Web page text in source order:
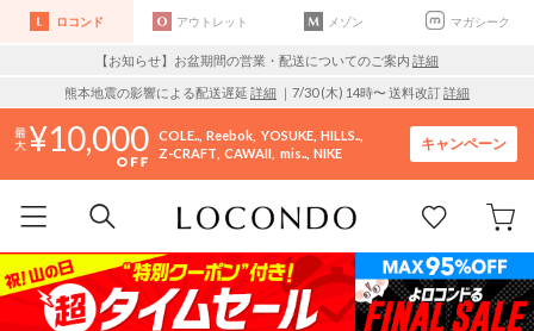
ロコンド アウトレット メゾン マガシーク
【お知らせ】お盆期間の営業・配送についてのご案内 詳細
熊本地震の影響による配送遅延 詳細 ｜7/30 (木) 14時〜 送料改訂詳細
10,000 COLE.. Reebok YOSUKE HILLS..
Z-CRAFT CAWAII mis.. NIKE
キャンペーン